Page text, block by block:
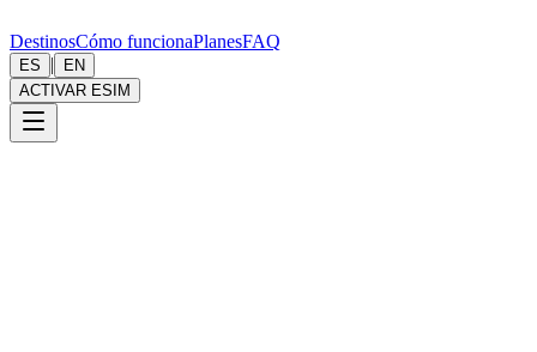
DestinosCómo funcionaPlanesFAQ
ES |
EN
ACTIVAR ESIM